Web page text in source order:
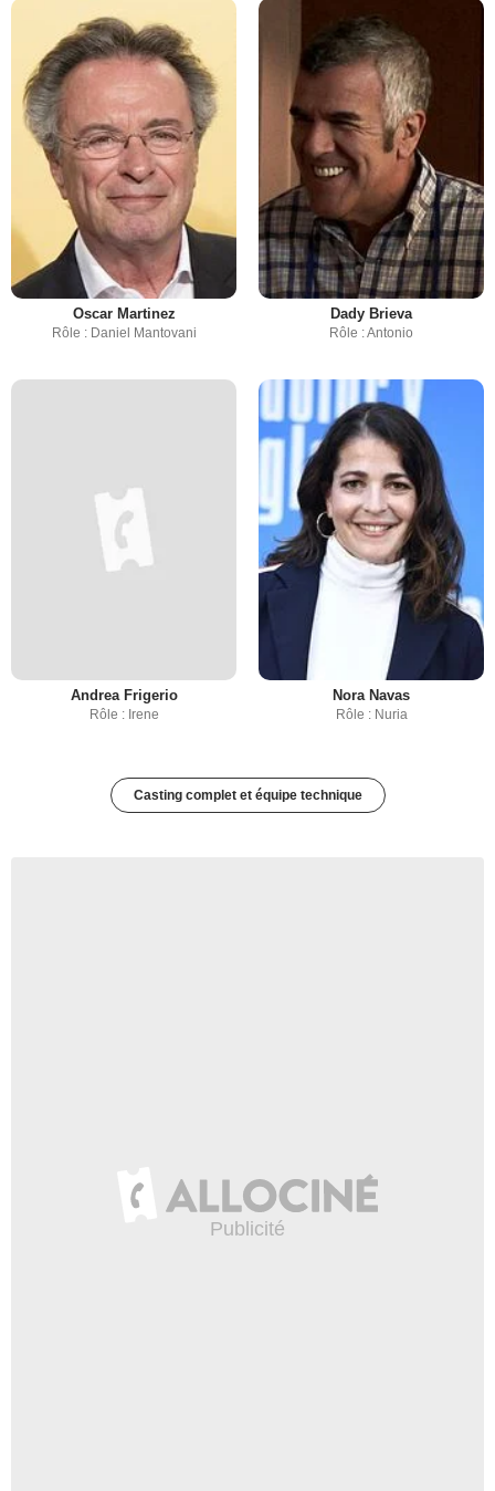
Oscar Martinez
Rôle : Daniel Mantovani
Dady Brieva
Rôle : Antonio
Andrea Frigerio
Rôle : Irene
Nora Navas
Rôle : Nuria
Casting complet et équipe technique